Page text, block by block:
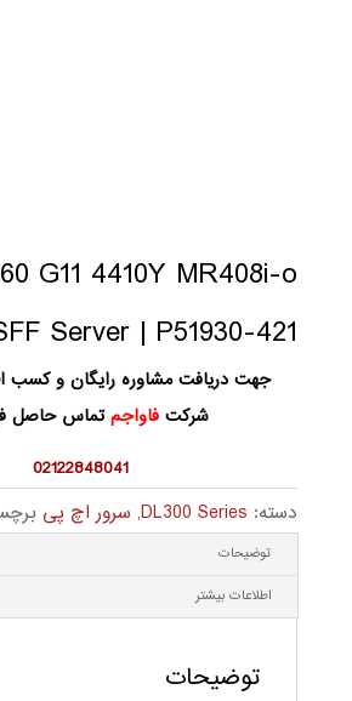
G11 4410Y MR408i-o
Server | P51930-421
جهت دریافت مشاوره رایگان و کسب
شرکتفاواجمتماس حاصل
02122848041
دسته: DL300 Series
, سرور اچ پی
توضیحات
اطلاعات بیشتر
توضیحات